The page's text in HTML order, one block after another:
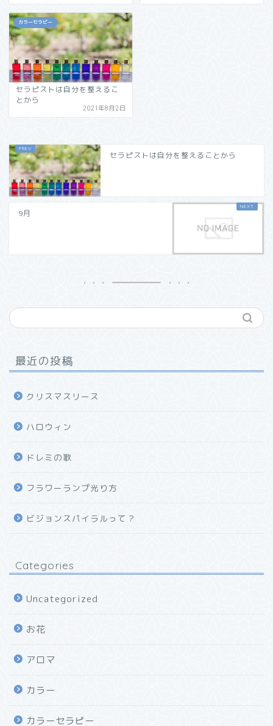
カラーセラピー
セラピストは自分を整えるこ
とから
2021年8月2日
セラピストは自分を整えることから
9月
最近の投稿
クリスマスリース
ハロウィン
ドレミの歌
フラワーランプ光り方
ビジョンスパイラルって？
Categories
Uncategorized
お花
アロマ
カラー
カラーセラピー